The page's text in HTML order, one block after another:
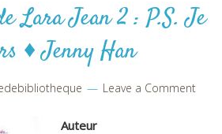
Lara Jean 2 : P.S. Je
♦ Jenny Han
Leave a Comment
Auteur